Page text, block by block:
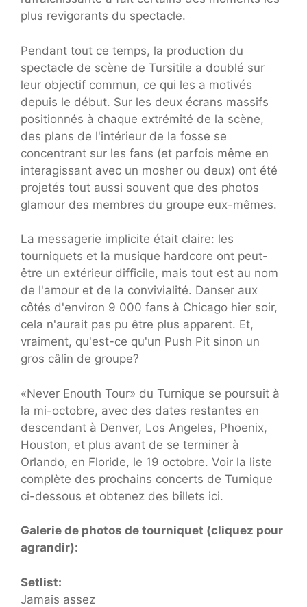
plus revigorants du spectacle.
Pendant tout ce temps, la production du
spectacle de scène de Tursitile a doublé sur
leur objectif commun, ce qui les a motivés
depuis le début. Sur les deux écrans massifs
positionnés à chaque extrémité de la scène,
des plans de l'intérieur de la fosse se
concentrant sur les fans (et parfois même en
interagissant avec un mosher ou deux) ont été
projetés tout aussi souvent que des photos
glamour des membres du groupe eux-mêmes.
La messagerie implicite était claire: les
tourniquets et la musique hardcore ont peut-
être un extérieur difficile, mais tout est au nom
de l'amour et de la convivialité. Danser aux
côtés d'environ 9 000 fans à Chicago hier soir,
cela n'aurait pas pu être plus apparent. Et,
vraiment, qu'est-ce qu'un Push Pit sinon un
gros câlin de groupe?
«Never Enouth Tour» du Turnique se poursuit à
la mi-octobre, avec des dates restantes en
descendant à Denver, Los Angeles, Phoenix,
Houston, et plus avant de se terminer à
Orlando, en Floride, le 19 octobre. Voir la liste
complète des prochains concerts de Turnique
ci-dessous et obtenez des billets ici.
Galerie de photos de tourniquet (cliquez pour
agrandir):
Setlist:
Jamais assez